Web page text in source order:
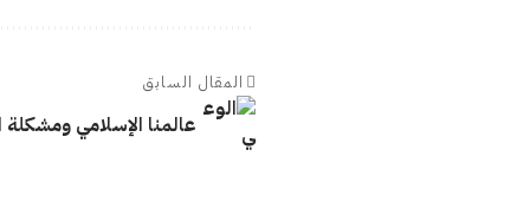
المقال السابق
عالمنا الإسلامي ومشكلة